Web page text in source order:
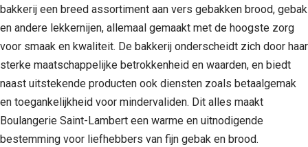
bakkerij een breed assortiment aan vers gebakken brood, gebak
en andere lekkernijen, allemaal gemaakt met de hoogste zorg
voor smaak en kwaliteit. De bakkerij onderscheidt zich door haar
sterke maatschappelijke betrokkenheid en waarden, en biedt
naast uitstekende producten ook diensten zoals betaalgemak
en toegankelijkheid voor mindervaliden. Dit alles maakt
Boulangerie Saint-Lambert een warme en uitnodigende
bestemming voor liefhebbers van fijn gebak en brood.